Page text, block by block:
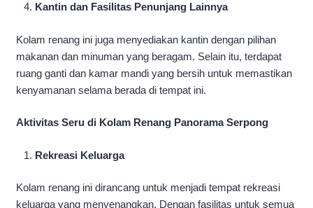
Kantin dan Fasilitas Penunjang Lainnya
Kolam renang ini juga menyediakan kantin dengan pilihan
makanan dan minuman yang beragam. Selain itu, terdapat
ruang ganti dan kamar mandi yang bersih untuk memastikan
kenyamanan selama berada di tempat ini.
Aktivitas Seru di Kolam Renang Panorama Serpong
Rekreasi Keluarga
Kolam renang ini dirancang untuk menjadi tempat rekreasi
keluarga yang menyenangkan. Dengan fasilitas untuk semua